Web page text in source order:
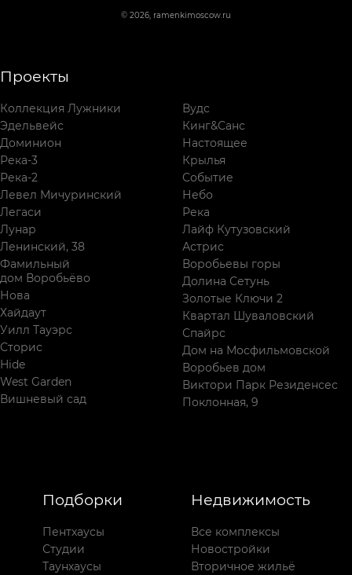
Подборки
Пентхаусы
Студии
Таунхаусы
Недвижимость
Все комплексы
Новостройки
Вторичное жильё
Проекты
Коллекция Лужники
Эдельвейс
Доминион
Река-3
Река-2
Левел Мичуринский
Легаси
Лунар
Ленинский, 38
Фамильный
дом Воробьёво
Нова
Хайдаут
Уилл Тауэрс
Сторис
Hide
West Garden
Вишневый сад
Вудс
Кинг&Санс
Настоящее
Крылья
Событие
Небо
Река
Лайф Кутузовский
Астрис
Воробьевы горы
Долина Сетунь
Золотые Ключи 2
Квартал Шуваловский
Спайрс
Дом на Мосфильмовской
Воробьев дом
Виктори Парк Резиденсес
Поклонная, 9
© 2026, ramenkimoscow.ru